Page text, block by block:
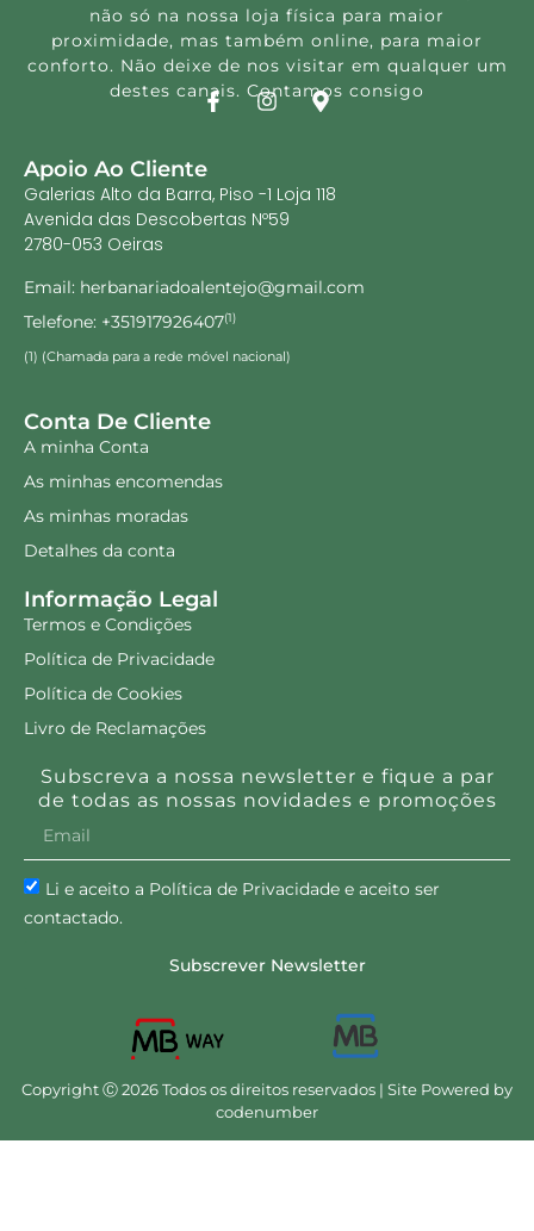
não só na nossa loja física para maior
proximidade, mas também online, para maior
conforto. Não deixe de nos visitar em qualquer um
destes canais. Contamos consigo
Apoio Ao Cliente
Galerias Alto da Barra, Piso -1 Loja 118
Avenida das Descobertas Nº59
2780-053 Oeiras
Email: herbanariadoalentejo@gmail.com
Telefone: +351917926407(1)
(1) (Chamada para a rede móvel nacional)
Conta De Cliente
A minha Conta
As minhas encomendas
As minhas moradas
Detalhes da conta
Informação Legal
Termos e Condições
Política de Privacidade
Política de Cookies
Livro de Reclamações
Subscreva a nossa newsletter e fique a par
de todas as nossas novidades e promoções
Li e aceito a Política de Privacidade e aceito ser
contactado.
Subscrever Newsletter
Copyright Ⓒ 2026 Todos os direitos reservados | Site Powered by
codenumber